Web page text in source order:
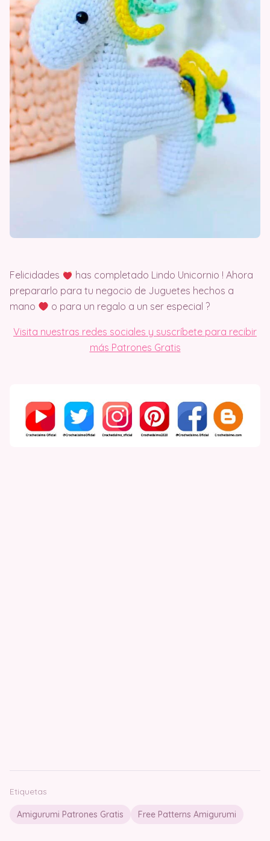
Felicidades
has completado Lindo Unicornio ! Ahora
prepararlo para tu negocio de Juguetes hechos a
mano
o para un regalo a un ser especial ?
Visita nuestras redes sociales y suscríbete para recibir
más Patrones Gratis
Etiquetas
Amigurumi Patrones Gratis Free Patterns Amigurumi